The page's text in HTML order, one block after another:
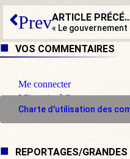
Prev ARTICLE
VOS COMMENTAIRES
Me connecter
M'inscrire à l'espace
Charte d'utilisation des
REPORTAGES/